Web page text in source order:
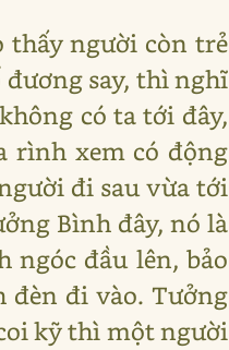
thấy người còn trẻ
say, thì nghĩ
có ta tới đây,
rình xem có động
đi sau vừa tới
Bình đây, nó là
ngóc đầu lên, bảo
đèn đi vào. Tưởng
kỹ thì một người